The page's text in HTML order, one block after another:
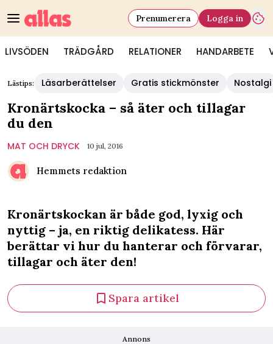
LIVSÖDEN TRÄDGÅRD RELATIONER HANDARBETE
Prenumerera Logga in
Lästips: Läsarberättelser Gratis stickmönster Nostalgi
Kronärtskocka – så äter och tillagar
du den
MAT OCH DRYCK 10 jul, 2016
Hemmets redaktion
Kronärtskockan är både god, lyxig och
nyttig – ja, en riktig delikatess. Här
berättar vi hur du hanterar och förvarar,
tillagar och äter den!
Spara artikel
Annons